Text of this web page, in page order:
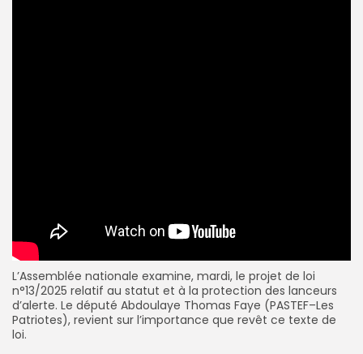
L’Assemblée nationale examine, mardi, le projet de loi
n°13/2025 relatif au statut et à la protection des lanceurs
d’alerte. Le député Abdoulaye Thomas Faye (PASTEF–Les
Patriotes), revient sur l’importance que revêt ce texte de
loi.